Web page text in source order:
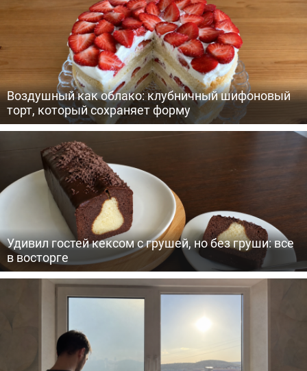
Воздушный как облако: клубничный шифоновый
торт, который сохраняет форму
Удивил гостей кексом с грушей, но без груши: все
в восторге